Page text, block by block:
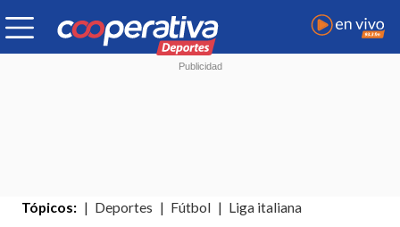
Tópicos: Deportes Fútbol Liga italiana